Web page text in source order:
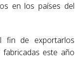
en los países del
fin de exportarlos
este año